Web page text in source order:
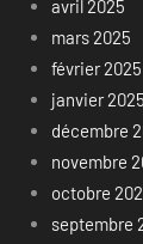
avril 2025
mars 2025
février 2025
janvier 2025
décembre
novembre
octobre
septembre